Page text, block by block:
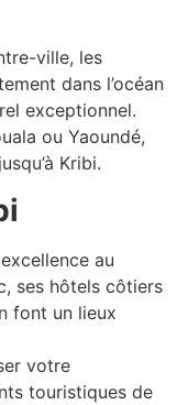
ville, les
dans l’océan
exceptionnel.
ou Yaoundé,
Kribi.
au
ses hôtels côtiers
font un lieux
votre
touristiques de